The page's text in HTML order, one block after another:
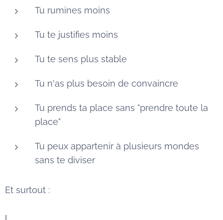
Tu rumines moins
Tu te justifies moins
Tu te sens plus stable
Tu n'as plus besoin de convaincre
Tu prends ta place sans "prendre toute la
place"
Tu peux appartenir à plusieurs mondes
sans te diviser
Et surtout :